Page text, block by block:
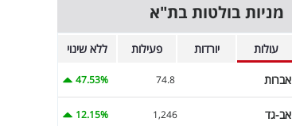
מניות בולטות בת"א
עולות יורדות פעילות ללא שינוי
אברות 74.8
47.53%
אב-גד 1,246
12.15%